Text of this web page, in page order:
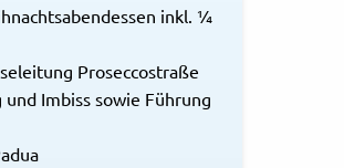
inkl. ¼
Proseccostraße
Imbiss sowie Führung